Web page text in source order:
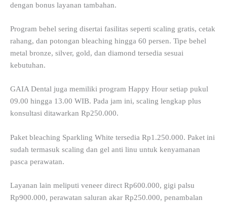
dengan bonus layanan tambahan.
Program behel sering disertai fasilitas seperti scaling gratis, cetak
rahang, dan potongan bleaching hingga 60 persen. Tipe behel
metal bronze, silver, gold, dan diamond tersedia sesuai
kebutuhan.
GAIA Dental juga memiliki program Happy Hour setiap pukul
09.00 hingga 13.00 WIB. Pada jam ini, scaling lengkap plus
konsultasi ditawarkan Rp250.000.
Paket bleaching Sparkling White tersedia Rp1.250.000. Paket ini
sudah termasuk scaling dan gel anti linu untuk kenyamanan
pasca perawatan.
Layanan lain meliputi veneer direct Rp600.000, gigi palsu
Rp900.000, perawatan saluran akar Rp250.000, penambalan